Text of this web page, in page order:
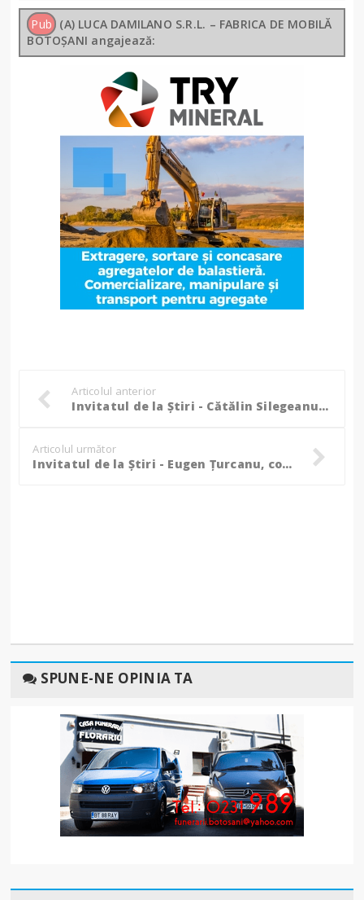
Pub (A) LUCA DAMILANO S.R.L. – FABRICA DE MOBILĂ
BOTOȘANI angajează:
Articolul anterior
Invitatul de la Știri - Cătălin Silegeanu, candidat la Camera Deputaților - PRO România
Articolul următor
Invitatul de la Știri - Eugen Țurcanu, consilier local, directorul DSPSA Botoșani
SPUNE-NE OPINIA TA